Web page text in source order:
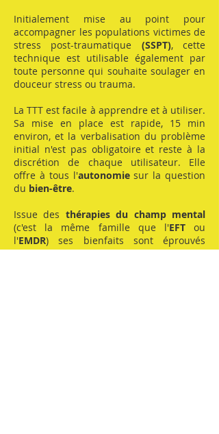
Initialement mise au point pour
accompagner les populations victimes de
stress post-traumatique (SSPT), cette
technique est utilisable également par
toute personne qui souhaite soulager en
douceur stress ou trauma.
La TTT est facile à apprendre et à utiliser.
Sa mise en place est rapide, 15 min
environ, et la verbalisation du problème
initial n'est pas obligatoire et reste à la
discrétion de chaque utilisateur. Elle
offre à tous l'autonomiesur la question
du bien-être.
Issue des thérapies du champ mental
(c'est la même famille que l'EFTou
l'EMDR) ses bienfaits sont éprouvés
depuis 2006 et aujourd'hui sur les 5